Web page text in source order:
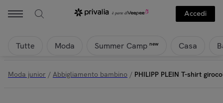
Accedi
Tutte Moda Summer Camp new Casa
Moda junior / Abbigliamento bambino / PHILIPP PLEIN T-shirt